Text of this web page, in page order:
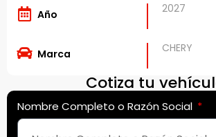
Año 2027
Marca CHERY
Cotiza tu
Nombre Completo o Razón Social